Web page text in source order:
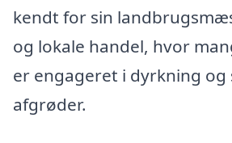
kendt for sin
og lokale handel, hvor
er engageret i dyrkning og
afgrøder.